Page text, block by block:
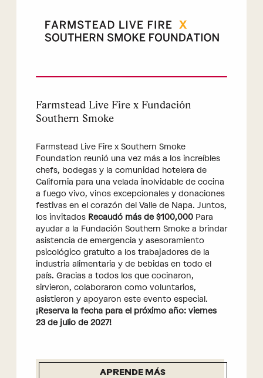
Farmstead Live Fire x Fundación
Southern Smoke
Farmstead Live Fire x Southern Smoke
Foundation reunió una vez más a los increíbles
chefs, bodegas y la comunidad hotelera de
California para una velada inolvidable de cocina
a fuego vivo, vinos excepcionales y donaciones
festivas en el corazón del Valle de Napa. Juntos,
los invitados Recaudó más de $100,000Para
ayudar a la Fundación Southern Smoke a brindar
asistencia de emergencia y asesoramiento
psicológico gratuito a los trabajadores de la
industria alimentaria y de bebidas en todo el
país. Gracias a todos los que cocinaron,
sirvieron, colaboraron como voluntarios,
asistieron y apoyaron este evento especial.
¡Reserva la fecha para el próximo año: viernes
23 de julio de 2027!
APRENDE MÁS